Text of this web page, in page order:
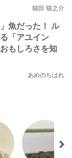
猫田 猫之介
魚だった！ ル
「アユイン
もしろさを知
あめのちはれ